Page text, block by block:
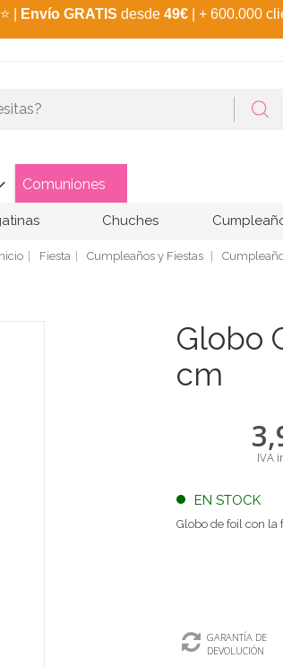
⭐ Envío GRATIS desde 49€ | + 600.000
Comuniones
Chuches
Fiesta Cumpleaños y Fiestas
Globo
cm
IVA
EN STOCK
Globo de foil con la
GARANTÍA DE
DEVOLUCIÓN